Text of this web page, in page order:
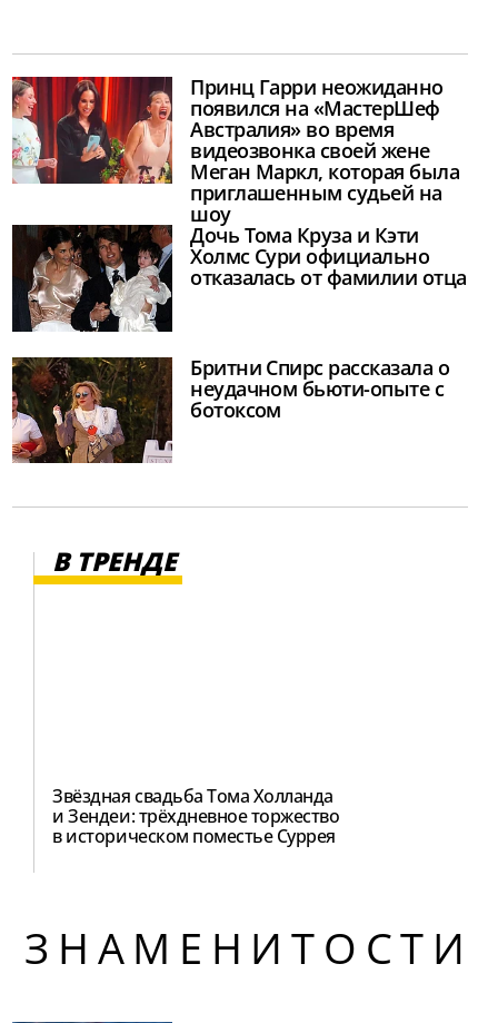
Принц Гарри неожиданно
появился на «МастерШеф
Австралия» во время
видеозвонка своей жене
Меган Маркл, которая была
приглашенным судьей на
шоу
Дочь Тома Круза и Кэти
Холмс Сури официально
отказалась от фамилии отца
Бритни Спирс рассказала о
неудачном бьюти-опыте с
ботоксом
В ТРЕНДЕ
Звёздная свадьба Тома Холланда
и Зендеи: трёхдневное торжество
в историческом поместье Суррея
ЗНАМЕНИТОСТИ